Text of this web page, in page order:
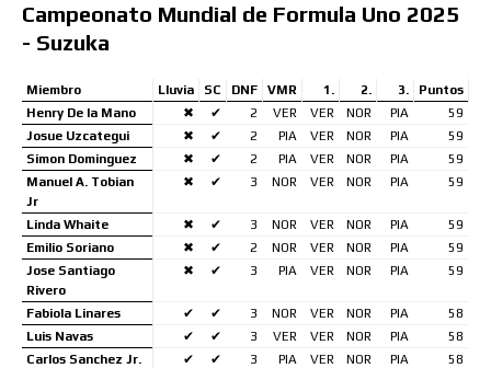
Campeonato Mundial de Formula Uno 2025
- Suzuka
Miembro Lluvia SC DNF VMR 1. 2. 3.
Puntos
Henry De la Mano
✖ ✔ 2 VER VER NOR PIA
59
Josue Uzcategui
✖ ✔ 2 PIA VER NOR PIA
59
Simon Dominguez
✖ ✔ 2 PIA VER NOR PIA
59
Manuel A. Tobian
Jr
✖ ✔ 3 NOR VER NOR PIA 59
Linda Whaite ✖ ✔ 3 NOR VER NOR PIA
59
Emilio Soriano
✖ ✔ 2 NOR VER NOR PIA
59
Jose Santiago
Rivero
✖ ✔ 3 PIA VER NOR PIA 59
Fabiola Linares ✔ ✔ 3 NOR VER NOR PIA
58
Luis Navas
✔ ✔ 3 VER VER NOR PIA
58
Carlos Sanchez Jr.
✔ ✔ 3 PIA VER NOR PIA
58